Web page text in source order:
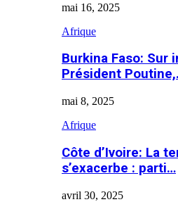
mai 16, 2025
Afrique
Burkina Faso: Sur
Président
mai 8, 2025
Afrique
Côte d’Ivoire: La
s’exacerbe : parti…
avril 30, 2025